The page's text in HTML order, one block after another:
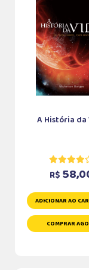
A História da
R$
ADICIONAR AO
COMPRAR